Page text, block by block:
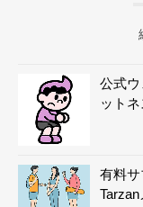
公式ウ
ット
有料